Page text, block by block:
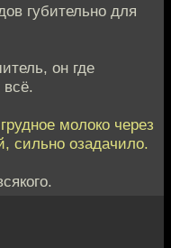
губительно для
он где
всё.
молоко через
сильно озадачило.